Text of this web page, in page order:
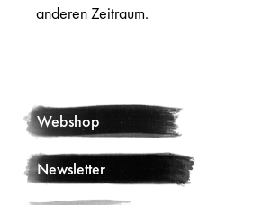
Webshop
Newsletter
anderen Zeitraum.